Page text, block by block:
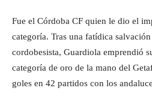
Fue el Córdoba CF quien le dio el
categoría. Tras una fatídica
cordobesista, Guardiola emprendió
categoría de oro de la mano del
goles en 42 partidos con los